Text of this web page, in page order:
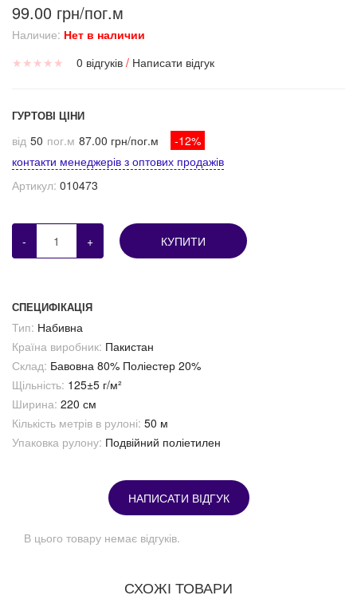
99.00 грн/пог.м
Наличие: Нет в наличии
★ ★ ★ ★ ★ 0 відгуків / Написати відгук
ГУРТОВІ ЦІНИ
від 50 пог.м 87.00 грн/пог.м
-12%
контакти менеджерів з оптових продажів
Артикул: 010473
- + КУПИТИ
СПЕЦИФІКАЦІЯ
Тип: Набивна
Країна виробник: Пакистан
Склад: Бавовна 80% Поліестер 20%
Щільність: 125±5 г/м²
Ширина: 220 см
Кількість метрів в рулоні: 50 м
Упаковка рулону: Подвійний поліетилен
НАПИСАТИ ВІДГУК
В цього товару немає відгуків.
СХОЖІ ТОВАРИ